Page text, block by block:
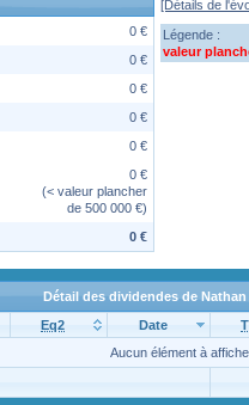
0 €
0 €
0 €
0 €
0 €
0 €
(< valeur plancher
de 500 000 €)
0 €
[Détails de
Légende :
valeur
Détail des dividendes de
Eq2 Date
Aucun élément à